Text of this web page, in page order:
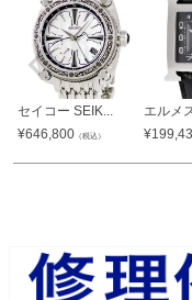
セイコー SEIK...
¥646,800 （税込）
エルメ
¥